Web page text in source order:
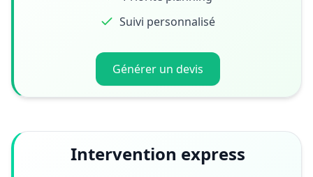
Suivi personnalisé
Générer un devis
Intervention express